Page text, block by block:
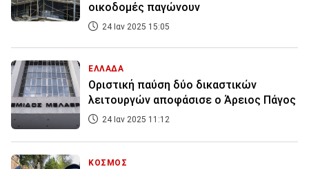
οικοδομές παγώνουν
24 Ιαν 2025 15:05
ΕΛΛΑΔΑ
Οριστική παύση δύο δικαστικών
λειτουργών αποφάσισε ο Άρειος Πάγος
24 Ιαν 2025 11:12
ΚΟΣΜΟΣ